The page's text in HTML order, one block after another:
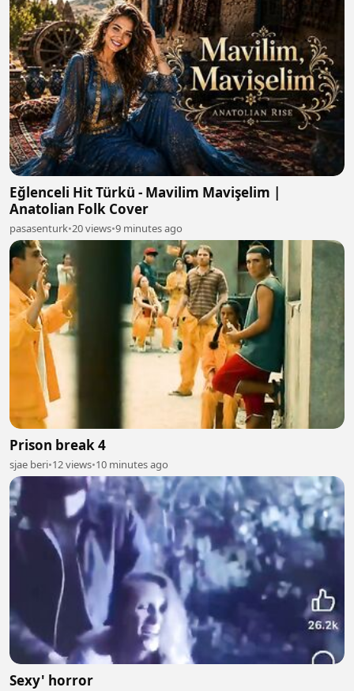
Eğlenceli Hit Türkü - Mavilim Mavişelim |
Anatolian Folk Cover
pasasenturk•20 views•9 minutes ago
Prison break 4
sjae beri•12 views•10 minutes ago
Sexy' horror